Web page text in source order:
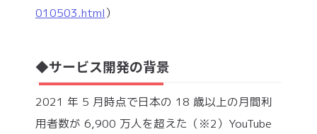
010503.html）
◆サービス開発の背景
2021 年 5 月時点で日本の 18 歳以上の月間利
用者数が 6,900 万人を超えた（※2）YouTube